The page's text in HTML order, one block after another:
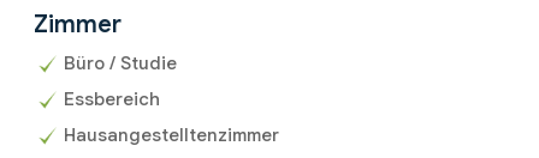
Zimmer
Büro / Studie
Essbereich
Hausangestelltenzimmer